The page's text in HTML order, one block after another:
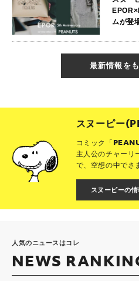
ムが登
最新情報を
スヌーピー
コミック「
主人公のチャーリ
で、空想の中でさ
スヌーピーの
人気のニュースはコレ
NEWS